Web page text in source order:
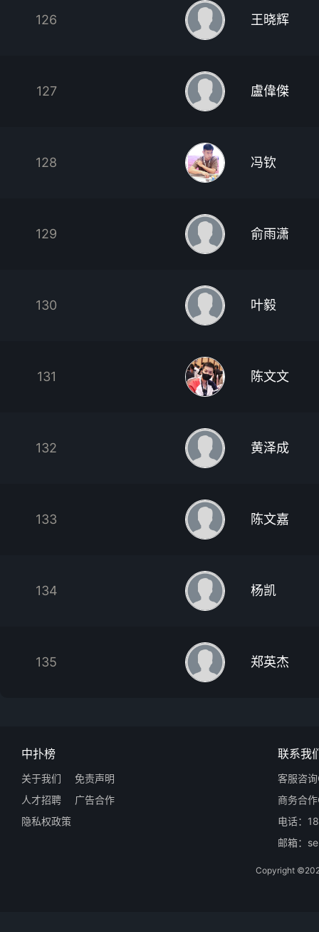
126 王晓辉
127 盧偉傑
128 冯钦
129 俞雨潇
130 叶毅
131 陈文文
132 黄泽成
133 陈文嘉
134 杨凯
135 郑英杰
中扑榜
关于我们
免责声明
人才招聘
广告合作
隐私权政策
联系我
客服咨
商务合
电话：
邮箱：
Copyright